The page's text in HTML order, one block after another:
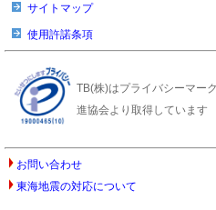
サイトマップ
使用許諾条項
TB(株)はプライバシーマー
進協会より取得しています
お問い合わせ
東海地震の対応について